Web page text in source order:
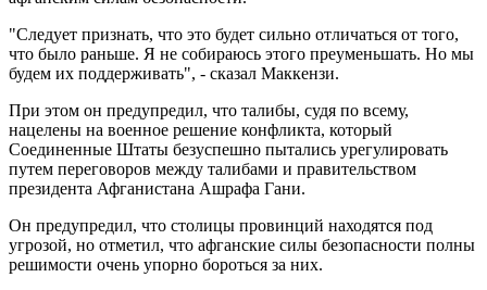
"Следует признать, что это будет сильно отличаться от того,
что было раньше. Я не собираюсь этого преуменьшать. Но мы
будем их поддерживать", - сказал Маккензи.
При этом он предупредил, что талибы, судя по всему,
нацелены на военное решение конфликта, который
Соединенные Штаты безуспешно пытались урегулировать
путем переговоров между талибами и правительством
президента Афганистана Ашрафа Гани.
Он предупредил, что столицы провинций находятся под
угрозой, но отметил, что афганские силы безопасности полны
решимости очень упорно бороться за них.